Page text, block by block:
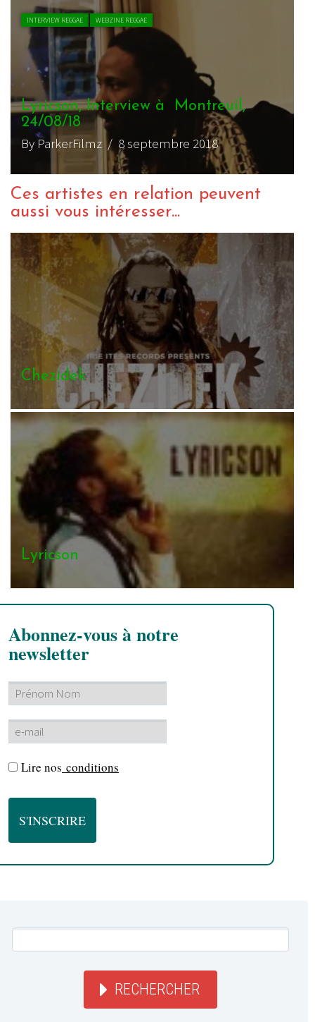
INTERVIEW REGGAE WEBZINE REGGAE
Lyricson, Interview à Montreuil,
24/08/18
By ParkerFilmz / 8 septembre 2018
Ces artistes en relation peuvent
aussi vous intéresser...
Chezidek
Lyricson
Abonnez-vous à notre
newsletter
Lire nos conditions
RECHERCHER